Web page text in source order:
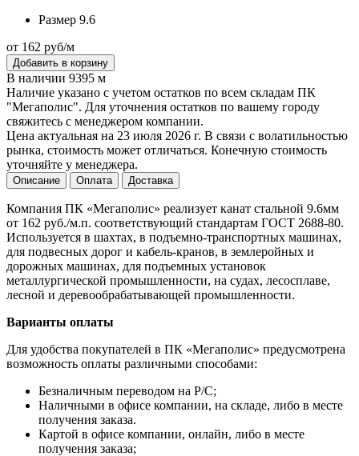
Размер 9.6
от 162 руб/м
Добавить в корзину
В наличии 9395 м
Наличие указано с учетом остатков по всем складам ПК
"Мегаполис". Для уточнения остатков по вашему городу
свяжитесь с менеджером компании.
Цена актуальная на 23 июля 2026 г. В связи с волатильностью
рынка, стоимость может отличаться. Конечную стоимость
уточняйте у менеджера.
Описание Оплата Доставка
Компания ПК «Мегаполис» реализует канат стальной 9.6мм
от 162 руб./м.п. соответствующий стандартам ГОСТ 2688-80.
Используется в шахтах, в подъемно-транспортных машинах,
для подвесных дорог и кабель-кранов, в землеройных и
дорожных машинах, для подъемных установок
металлургической промышленности, на судах, лесосплаве,
лесной и деревообрабатывающей промышленности.
Варианты оплаты
Для удобства покупателей в ПК «Мегаполис» предусмотрена
возможность оплаты различными способами:
Безналичным переводом на Р/С;
Наличными в офисе компании, на складе, либо в месте
получения заказа.
Картой в офисе компании, онлайн, либо в месте
получения заказа;